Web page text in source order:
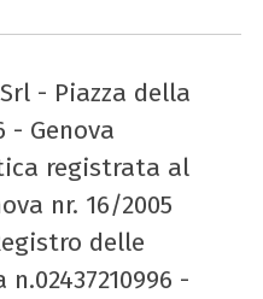
- Piazza della
Genova
registrata al
nr. 16/2005
delle
-